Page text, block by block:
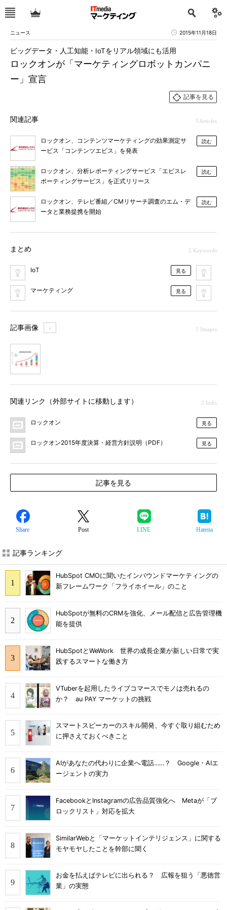
ニュース 2015年11月18日
ロックオンが「マーケティングロボットカンパニ
ー」宣言
ビッグデータ・人工知能・IoTをリアル領域にも活用
記事を見る
関連記事 3 Articles
ロックオン、コンテンツマーケティングの効果測定サ
ービス「コンテンツエビス」を発表
読む
ロックオン、分析レポーティングサービス「エビスレ
ポーティングサービス」を正式リリース
読む
ロックオン、テレビ番組／CMリサーチ調査のエム・デ
ータと業務提携を開始
読む
まとめ 5 Keywords
IoT 見る
マーケティング 見る
記事画像 ＋ 1 Images
関連リンク（外部サイトに移動します） 2 links
ロックオン 見る
ロックオン2015年度決算・経営方針説明（PDF） 見る
記事を見る
Share Post LINE Hatena
記事ランキング
HubSpot CMOに聞いたインバウンドマーケティングの
新フレームワーク「フライホイール」のこと
HubSpotが無料のCRMを強化、メール配信と広告管理機
能を提供
HubSpotとWeWork 世界の成長企業が新しい日常で実
践するスマートな働き方
VTuberを起用したライブコマースでモノは売れるの
か？ au PAY マーケットの挑戦
スマートスピーカーのスキル開発、今すぐ取り組むため
に押さえておくべきこと
AIがあなたの代わりに企業へ電話……？ Google・AIエ
ージェントの実力
FacebookとInstagramの広告品質強化へ Metaが「ブ
ロックリスト」対応を拡大
SimilarWebと「マーケットインテリジェンス」に関する
モヤモヤしたことを幹部に聞く
お金を払えばテレビに出られる？ 広報を狙う「悪徳営
業」の実態